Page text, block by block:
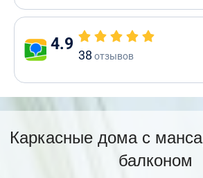
4.9
38 отзывов
Каркасные дома с
балконом